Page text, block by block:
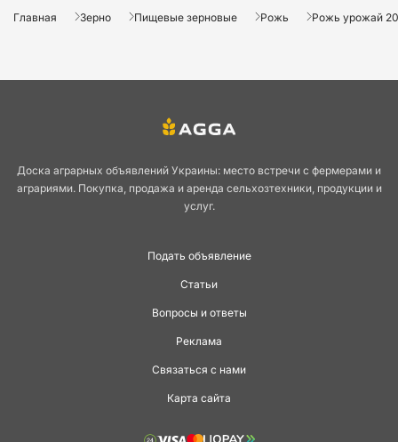
Главная Зерно Пищевые зерновые Рожь Рожь урожай
Доска аграрных объявлений Украины: место встречи с фермерами и
аграриями. Покупка, продажа и аренда сельхозтехники, продукции и
услуг.
Подать объявление
Статьи
Вопросы и ответы
Реклама
Связаться с нами
Карта сайта